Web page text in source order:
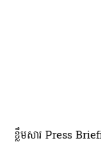
ខ្លឹមសារ Press